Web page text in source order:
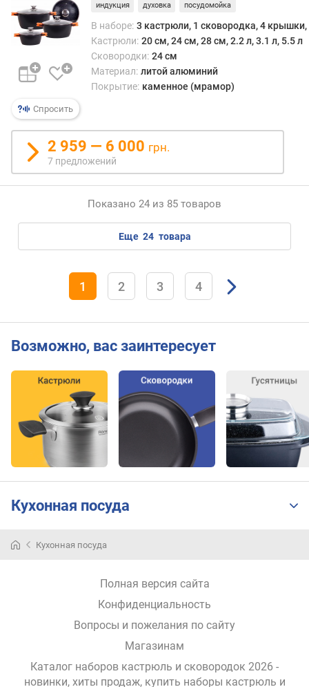
а
з
м
е
р
а
с
т
р
ю
л
с
)
.
б
а
с
р
ю
и
к
а
Спросить
индукция духовка посудомойка
В наборе: 3 кастрюли, 1 сковородка, 4
Кастрюли: 20 см, 24 см, 28 см, 2.2 л, 3.1 л, 5.5 л
Сковородки: 24 см
Материал: литой алюминий
Покрытие: каменное (мрамор)
2 959 — 6 000 грн.
7 предложений
Показано 24 из 85 товаров
еще 24 товара
1 2 3 4
Возможно, вас заинтересует
Кухонная посуда
Кухонная посуда
Полная версия сайта
Конфиденциальность
Вопросы и пожелания по сайту
Магазинам
Каталог наборов кастрюль и сковородок 2026 -
новинки, хиты продаж, купить наборы кастрюль и